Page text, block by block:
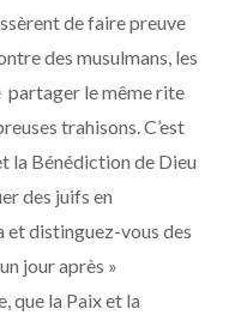
de faire preuve
des musulmans, les
partager le même rite
trahisons. C’est
la Bénédiction de Dieu
des juifs en
et distinguez-vous des
jour après »
que la Paix et la